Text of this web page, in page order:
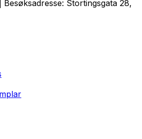
Stortingsgata 28,